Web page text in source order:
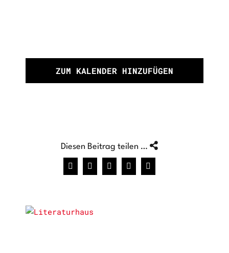
ZUM KALENDER HINZUFÜGEN
Diesen Beitrag teilen …
Facebook
X WhatsAppPinterest
E-
Mail